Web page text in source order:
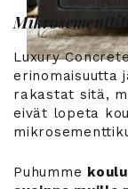
Luxury
erinomaisuutta
rakastat sitä,
eivät lopeta
Puhumme